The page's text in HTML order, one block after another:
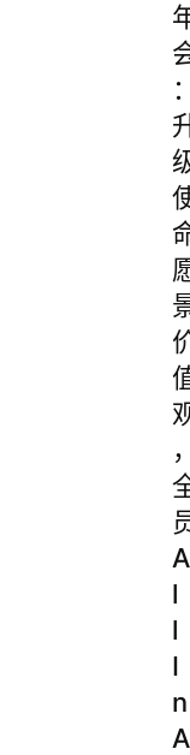
A
l
l
I
n
A